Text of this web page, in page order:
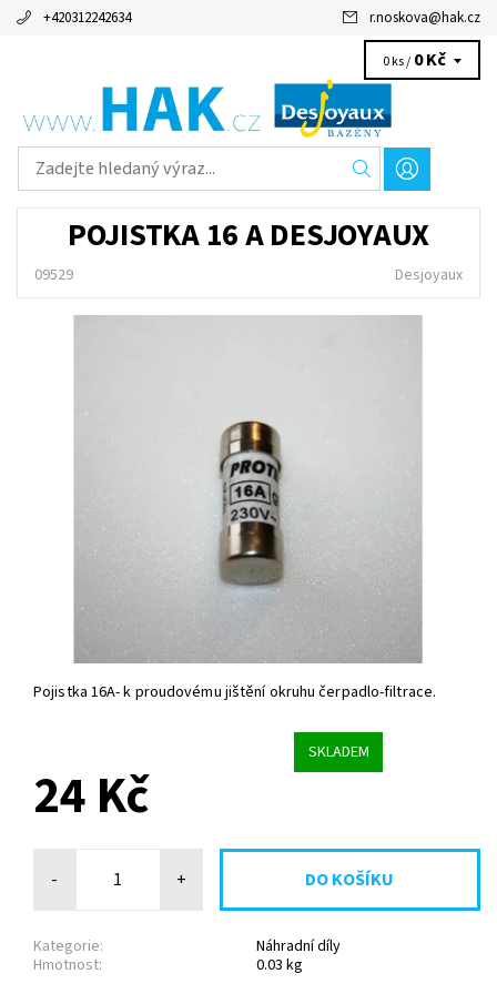
+420312242634 r.noskova@hak.cz
0 ks / 0 Kč
POJISTKA 16 A DESJOYAUX
09529 Desjoyaux
Pojistka 16A- k proudovému jištění okruhu čerpadlo-filtrace.
SKLADEM
24 Kč
- +
Kategorie:
Náhradní díly
Hmotnost:
0.03 kg